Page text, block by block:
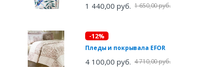
1 440,00 руб. 1 650,00 руб.
-12%
Пледы и покрывала EFOR
4 100,00 руб. 4 710,00 руб.